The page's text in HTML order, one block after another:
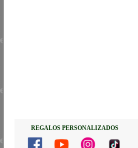
REGALOS PERSONALIZADOS